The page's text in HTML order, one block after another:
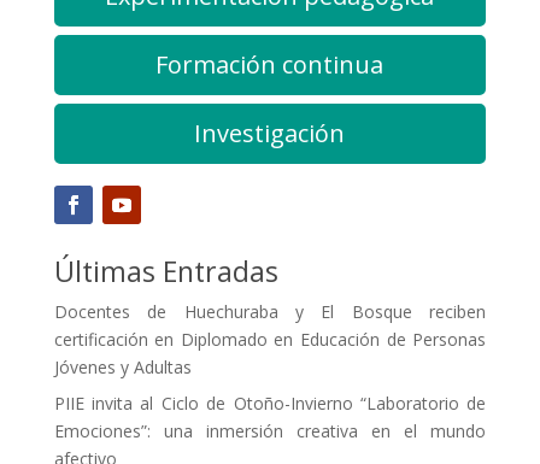
Formación continua
Investigación
Últimas Entradas
Docentes de Huechuraba y El Bosque reciben
certificación en Diplomado en Educación de Personas
Jóvenes y Adultas
PIIE invita al Ciclo de Otoño-Invierno “Laboratorio de
Emociones”: una inmersión creativa en el mundo
afectivo